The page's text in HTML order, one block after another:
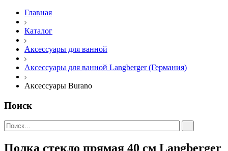
Главная
Каталог
Аксессуары для ванной
Аксессуары для ванной Langberger (Германия)
Аксессуары Burano
Поиск
Полка стекло прямая 40 см Langberger